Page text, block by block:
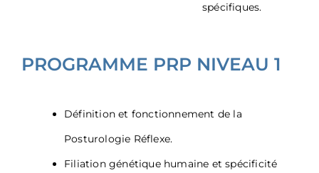
spécifiques.
PROGRAMME PRP NIVEAU 1
Définition et fonctionnement de la
Posturologie Réflexe.
Filiation génétique humaine et spécificité